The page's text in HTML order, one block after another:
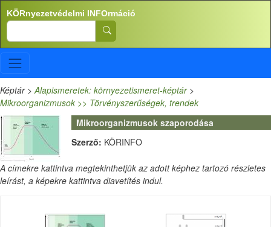
Ugrás a tartalomra
KÖRnyezetvédelmi INFOrmáció
Search
Képtár>Alapismeretek: környezetismeret-képtár>
Mikroorganizmusok >> Törvényszerűségek, trendek
Mikroorganizmusok szaporodása
Szerző: KÖRINFO
A címekre kattintva megtekinthetjük az adott képhez tartozó részletes
leírást, a képekre kattintva diavetítés indul.